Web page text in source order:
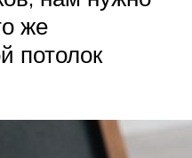
же
потолок